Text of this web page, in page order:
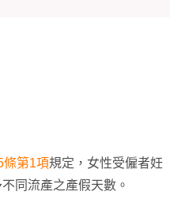
條第1項規定，女性受僱者妊
同流產之產假天數。